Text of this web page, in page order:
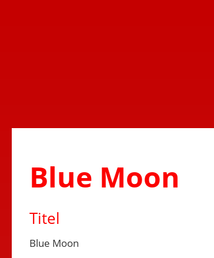
Blue Moon
Titel
Blue Moon